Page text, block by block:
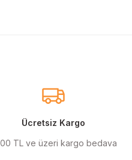
uygun fiyatlarla
Ücretsiz Kargo
TL ve üzeri kargo bedava